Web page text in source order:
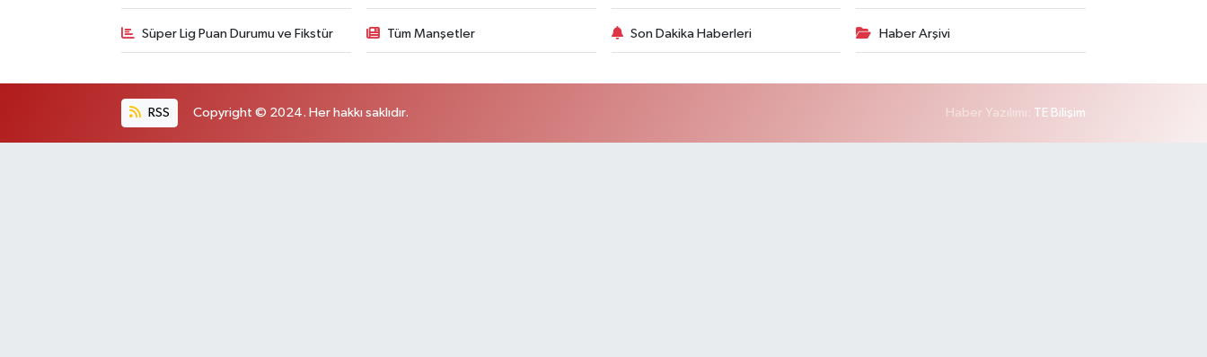
Süper Lig Puan Durumu ve Fikstür Tüm Manşetler Son Dakika Haberleri Haber Arşivi
RSS Copyright © 2024. Her hakkı saklıdır. Haber Yazılımı: TE Bilişim